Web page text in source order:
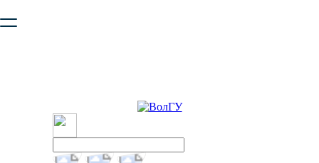
безопасную работу с сайтом. Пожалуйста